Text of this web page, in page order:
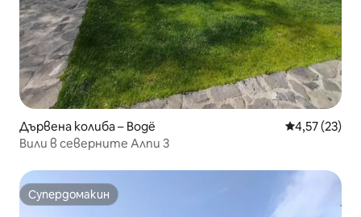
Дървена колиба – Bogë Средна
4,57 (23)
Вили в северните Алпи 3
Супердомакин
Супердомакин